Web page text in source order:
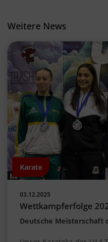
Weitere News
Karate
03.12.2025
Wettkampferfolge
Deutsche Meisterschaft